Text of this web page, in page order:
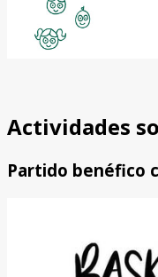
Actividades
Partido benéfico